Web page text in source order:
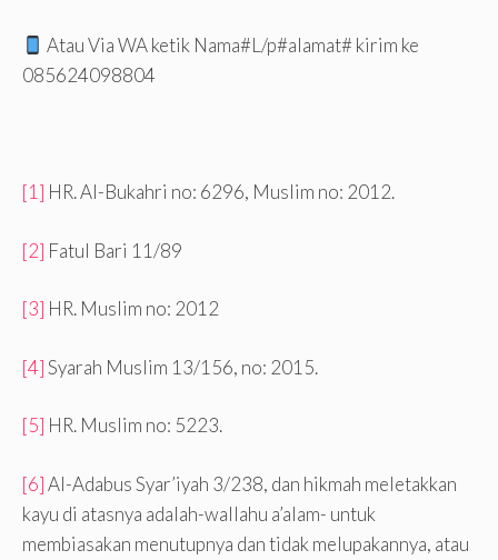
Atau Via WA ketik Nama#L/p#alamat# kirim ke
085624098804
[1] HR. Al-Bukahri no: 6296, Muslim no: 2012.
[2] Fatul Bari 11/89
[3] HR. Muslim no: 2012
[4]Syarah Muslim 13/156, no: 2015.
[5] HR. Muslim no: 5223.
[6]Al-Adabus Syar’iyah 3/238, dan hikmah meletakkan
kayu di atasnya adalah-wallahu a’alam- untuk
membiasakan menutupnya dan tidak melupakannya, atau